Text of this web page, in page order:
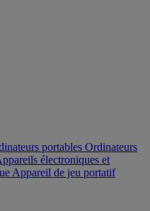
portables Ordinateurs
électroniques et
Appareil de jeu portatif